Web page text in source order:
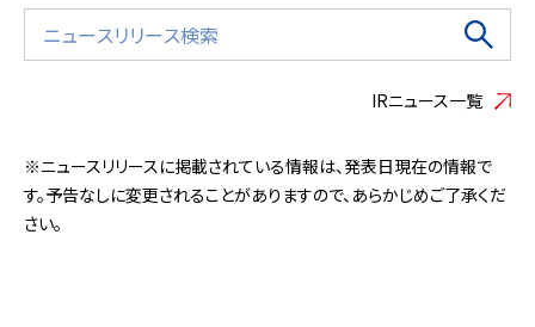
IRニュース一覧
※ニュースリリースに掲載されている情報は、発表日現在の情報で
す。予告なしに変更されることがありますので、あらかじめご了承くだ
さい。